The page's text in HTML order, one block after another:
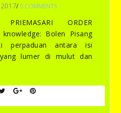
/ 0 COMMENTS
ORDER
knowledge: Bolen Pisang
perpaduan antara isi
lumer di mulut dan